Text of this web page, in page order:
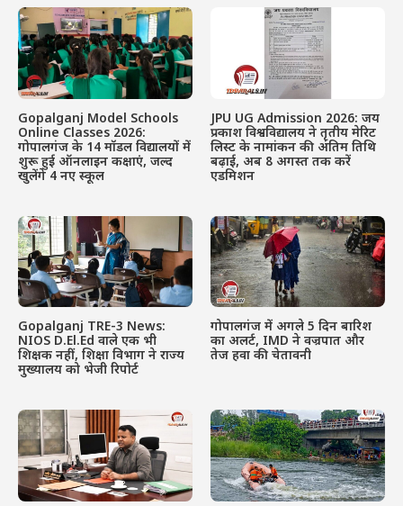
Gopalganj Model Schools
Online Classes 2026:
गोपालगंज के 14 मॉडल विद्यालयों में
शुरू हुई ऑनलाइन कक्षाएं, जल्द
खुलेंगे 4 नए स्कूल
JPU UG Admission 2026: जय
प्रकाश विश्वविद्यालय ने तृतीय मेरिट
लिस्ट के नामांकन की अंतिम तिथि
बढ़ाई, अब 8 अगस्त तक करें
एडमिशन
Gopalganj TRE-3 News:
NIOS D.El.Ed वाले एक भी
शिक्षक नहीं, शिक्षा विभाग ने राज्य
मुख्यालय को भेजी रिपोर्ट
गोपालगंज में अगले 5 दिन बारिश
का अलर्ट, IMD ने वज्रपात और
तेज हवा की चेतावनी